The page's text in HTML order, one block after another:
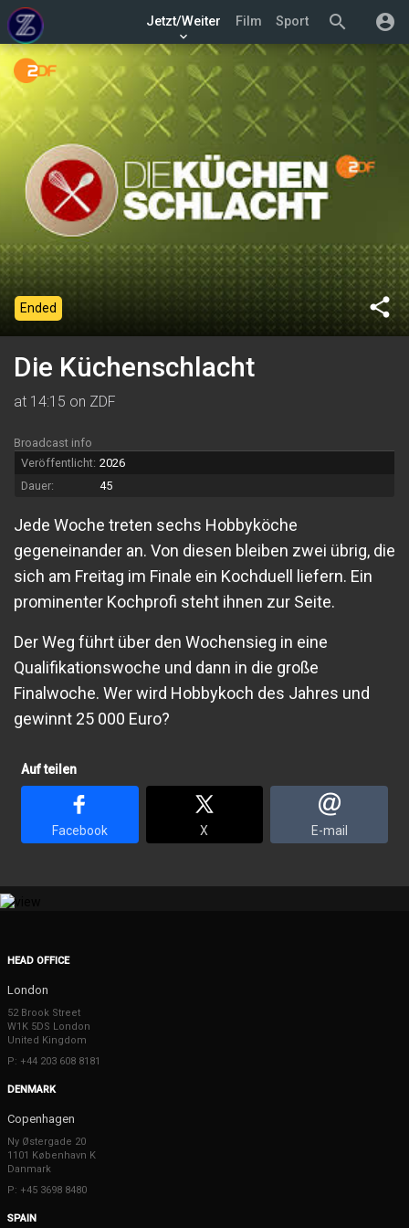
search account_circle
Jetzt/Weiter
keyboard_arrow_down
Film Sport
share
Ended
Die Küchenschlacht
at 14:15 on ZDF
Broadcast info
Veröffentlicht: 2026
Dauer:
45
Jede Woche treten sechs Hobbyköche
gegeneinander an. Von diesen bleiben zwei übrig, die
sich am Freitag im Finale ein Kochduell liefern. Ein
prominenter Kochprofi steht ihnen zur Seite.
Der Weg führt über den Wochensieg in eine
Qualifikationswoche und dann in die große
Finalwoche. Wer wird Hobbykoch des Jahres und
gewinnt 25 000 Euro?
Auf teilen
Facebook X E-mail
HEAD OFFICE
London
52 Brook Street
W1K 5DS London
United Kingdom
P: +44 203 608 8181
DENMARK
Copenhagen
Ny Østergade 20
1101 København K
Danmark
P: +45 3698 8480
SPAIN